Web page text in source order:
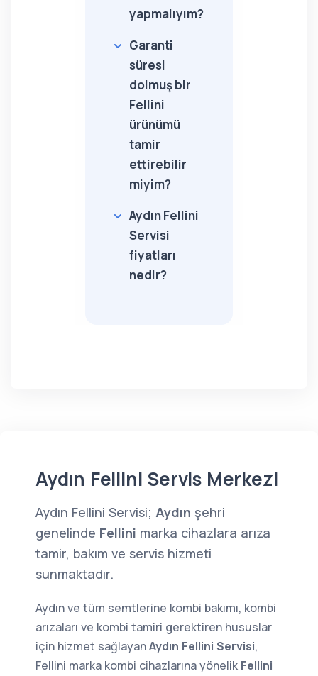
yapmalıyım?
Garanti
süresi
dolmuş bir
Fellini
ürünümü
tamir
ettirebilir
miyim?
Aydın Fellini
Servisi
fiyatları
nedir?
Aydın Fellini Servis Merkezi
Aydın Fellini Servisi; Aydın şehri
genelinde Fellini marka cihazlara arıza
tamir, bakım ve servis hizmeti
sunmaktadır.
Aydın ve tüm semtlerine kombi bakımı, kombi
arızaları ve kombi tamiri gerektiren hususlar
için hizmet sağlayanAydın Fellini Servisi,
Fellini marka kombi cihazlarına yönelik Fellini